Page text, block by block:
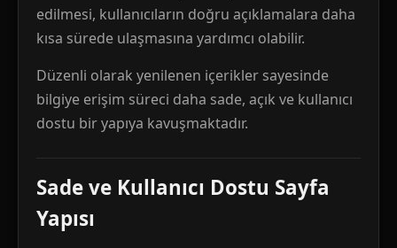
edilmesi, kullanıcıların doğru açıklamalara daha
kısa sürede ulaşmasına yardımcı olabilir.
Düzenli olarak yenilenen içerikler sayesinde
bilgiye erişim süreci daha sade, açık ve kullanıcı
dostu bir yapıya kavuşmaktadır.
Sade ve Kullanıcı Dostu Sayfa
Yapısı